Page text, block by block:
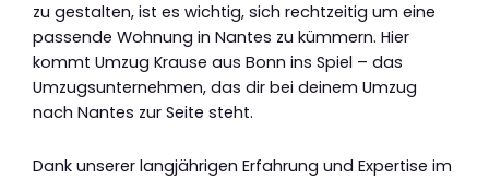
zu gestalten, ist es wichtig, sich rechtzeitig um eine
passende Wohnung in Nantes zu kümmern. Hier
kommt Umzug Krause aus Bonn ins Spiel – das
Umzugsunternehmen, das dir bei deinem Umzug
nach Nantes zur Seite steht.
Dank unserer langjährigen Erfahrung und Expertise im